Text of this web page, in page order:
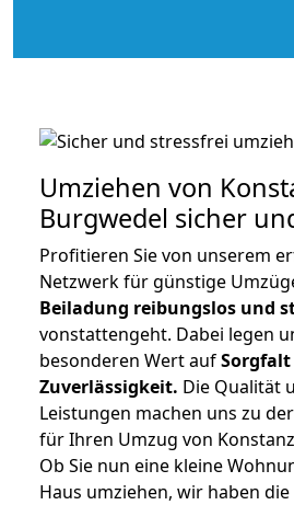
Umziehen von
Burgwedel sicher
Profitieren Sie von unserem
Netzwerk für günstige
Beiladung reibungslos und
vonstattengeht. Dabei legen
besonderen Wert auf
Zuverlässigkeit. Die Qualität
Leistungen machen uns zu
für Ihren Umzug von
Ob Sie nun eine kleine
Haus umziehen, wir haben